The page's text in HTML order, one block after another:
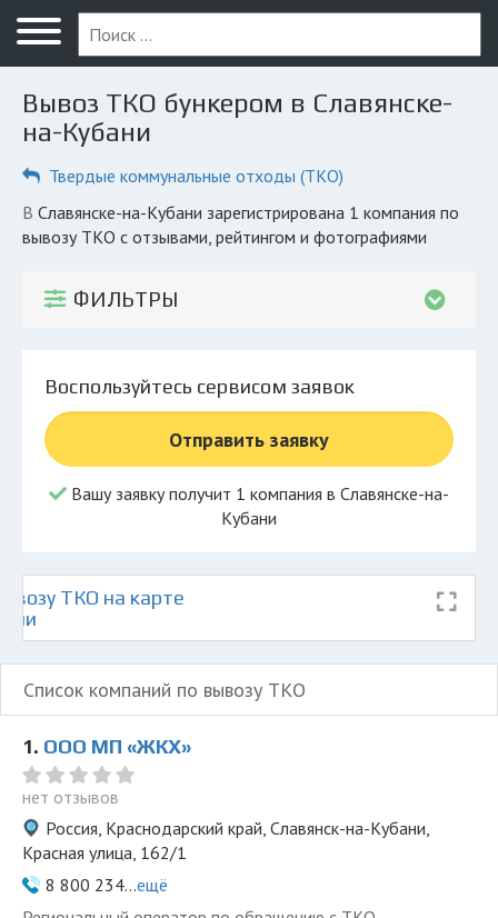
Меню
Главная
Вопрос юристу
Компании
Экоблог
© 2026 Все права защищены
Вывоз ТКО бункером в Славянске-
на-Кубани
Твердые коммунальные отходы (ТКО)
в Славянске-на-Кубани зарегистрирована 1 компания по
вывозу ТКО с отзывами, рейтингом и фотографиями
ФИЛЬТРЫ
Воспользуйтесь сервисом заявок
Отправить заявку
Вашу заявку получит 1 компания в Славянске-на-
Кубани
ТКО на карте
Список компаний по вывозу ТКО
1. ООО МП «ЖКХ»
нет отзывов
Россия, Краснодарский край, Славянск-на-Кубани,
Красная улица, 162/1
8 800 234...ещё